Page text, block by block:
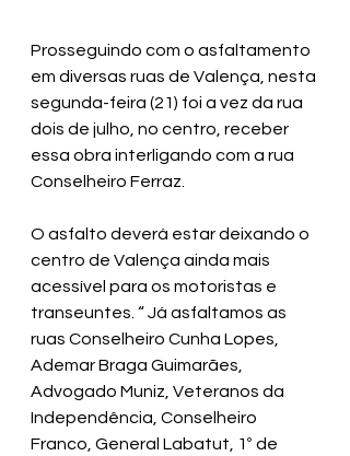
Prosseguindo com o asfaltamento
em diversas ruas de Valença, nesta
segunda-feira (21) foi a vez da rua
dois de julho, no centro, receber
essa obra interligando com a rua
Conselheiro Ferraz.
O asfalto deverá estar deixando o
centro de Valença ainda mais
acessível para os motoristas e
transeuntes. “ Já asfaltamos as
ruas Conselheiro Cunha Lopes,
Ademar Braga Guimarães,
Advogado Muniz, Veteranos da
Independência, Conselheiro
Franco, General Labatut, 1º de